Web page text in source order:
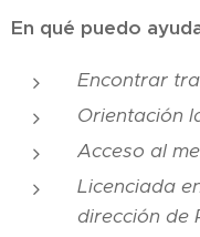
En qué puedo
Encontrar
Orientación
Acceso al
Licenciada
dirección de